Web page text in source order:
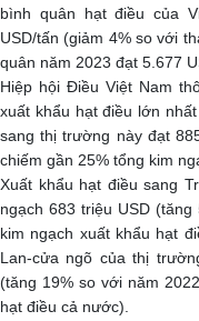
bình quân hạt điều của
USD/tấn (giảm 4% so với
quân năm 2023 đạt 5.677
Hiệp hội Điều Việt Nam
xuất khẩu hạt điều lớn
sang thị trường này đạt
chiếm gần 25% tổng kim
Xuất khẩu hạt điều sang
ngạch 683 triệu USD
kim ngạch xuất khẩu hạt
Lan-cửa ngõ của thị
(tăng 19% so với năm
hạt điều cả nước).